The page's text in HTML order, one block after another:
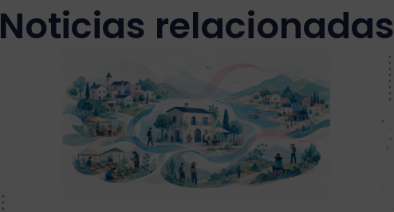
Noticias relacionadas